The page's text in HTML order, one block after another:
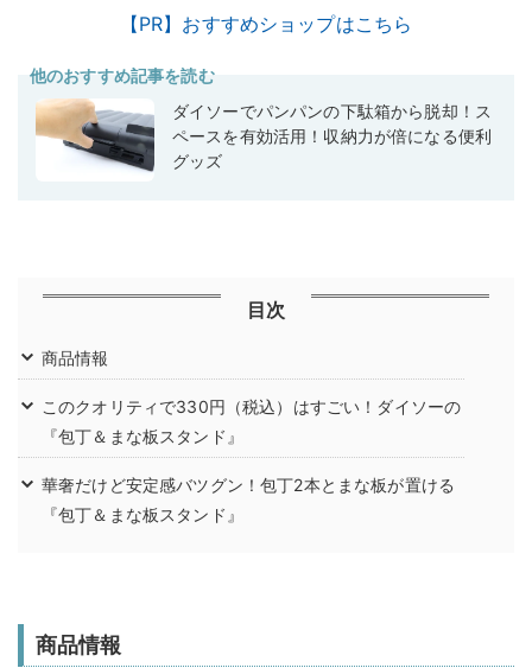
【PR】おすすめショップはこちら
他のおすすめ記事を読む
ダイソーでパンパンの下駄箱から脱却！ス
ペースを有効活用！収納力が倍になる便利
グッズ
目次
商品情報
このクオリティで330円（税込）はすごい！ダイソーの
『包丁＆まな板スタンド』
華奢だけど安定感バツグン！包丁2本とまな板が置ける
『包丁＆まな板スタンド』
商品情報